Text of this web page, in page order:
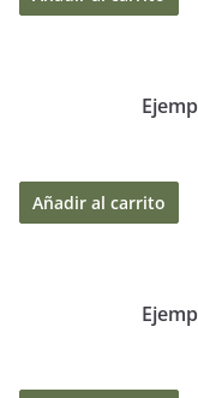
Añadir al carrito